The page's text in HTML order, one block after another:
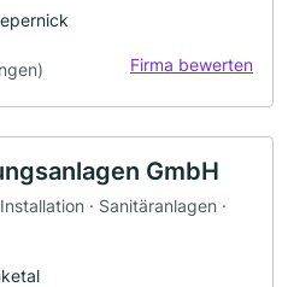
Firma bewerten
GmbH
· Sanitäranlagen ·